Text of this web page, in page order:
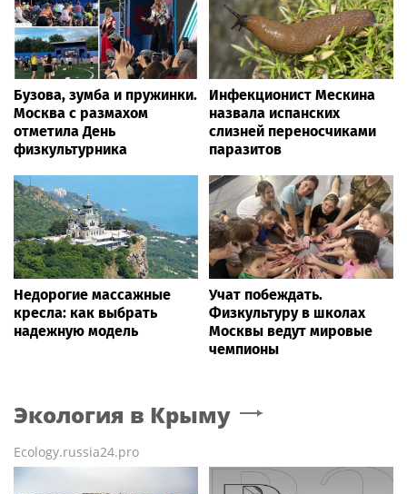
Бузова, зумба и пружинки.
Москва с размахом
отметила День
физкультурника
Инфекционист Мескина
назвала испанских
слизней переносчиками
паразитов
Недорогие массажные
кресла: как выбрать
надежную модель
Учат побеждать.
Физкультуру в школах
Москвы ведут мировые
чемпионы
Экология в Крыму
Ecology.russia24.pro